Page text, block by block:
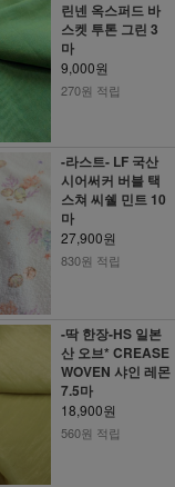
린넨 옥스퍼드 바
스켓 투톤 그린 3
마
9,000원
270원 적립
-라스트- LF 국산
시어써커 버블 택
스쳐 씨쉘 민트 10
마
27,900원
830원 적립
-딱 한장-HS 일본
산 오브* CREASE
WOVEN 샤인 레몬
7.5마
18,900원
560원 적립